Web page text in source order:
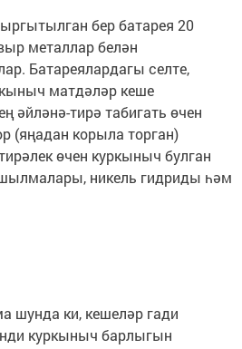
бер батарея 20
металлар белән
Батареялардагы селте,
матдәләр кеше
әйләнә-тирә табигать өчен
(яңадан корыла торган)
өчен куркыныч булган
никель гидриды һәм
шунда ки, кешеләр гади
куркыныч барлыгын